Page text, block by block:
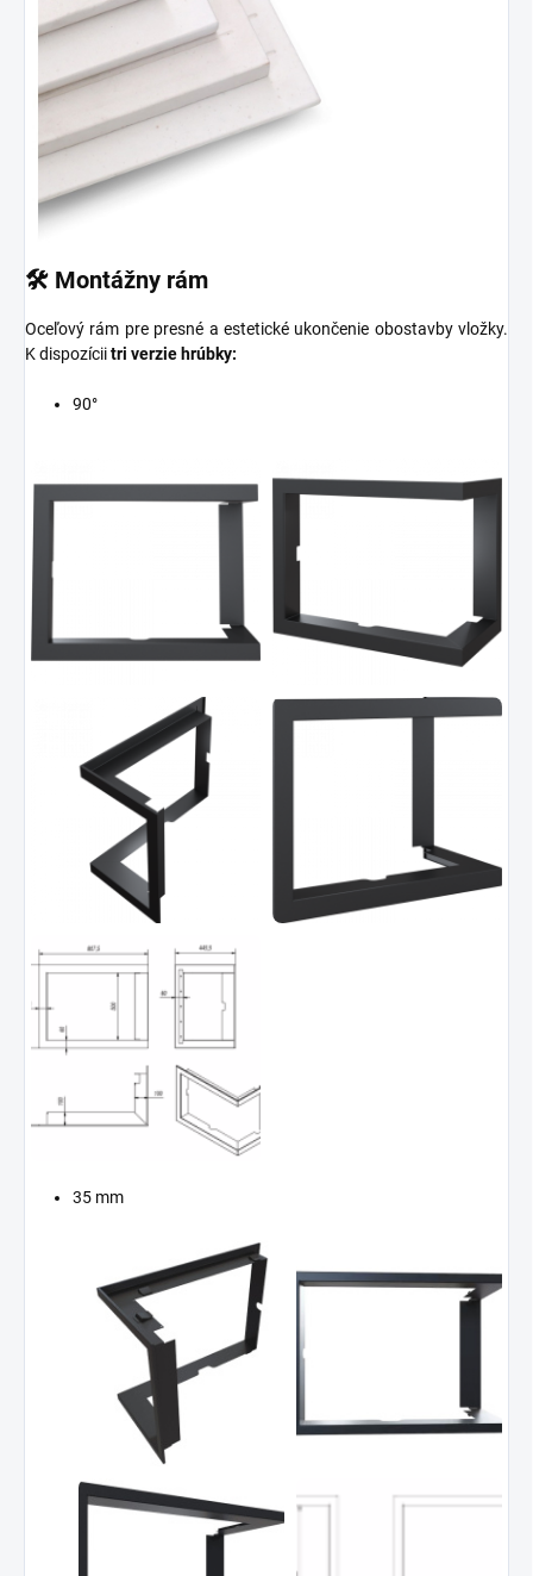
🛠️ Montážny rám
Oceľový rám pre presné a estetické ukončenie obostavby vložky.
K dispozíciitri verzie hrúbky:
90°
35 mm